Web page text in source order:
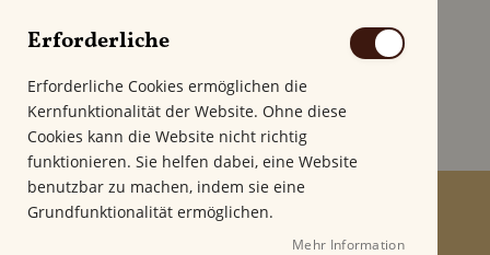
Erforderliche
Erforderliche Cookies ermöglichen die
Kernfunktionalität der Website. Ohne diese
Cookies kann die Website nicht richtig
funktionieren. Sie helfen dabei, eine Website
benutzbar zu machen, indem sie eine
Grundfunktionalität ermöglichen.
Mehr Information